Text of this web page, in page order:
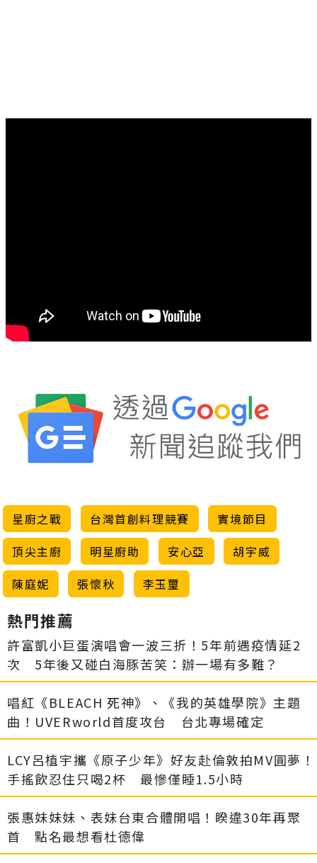
星廚之戰 台灣首創料理競賽
實境節目
頂尖主廚
明星廚助 安心亞
胡宇威
陳庭妮
張懷秋 李玉璽
熱門推薦
許富凱小巨蛋演唱會一波三折！5年前遇疫情延2
次 5年後又碰白海豚苦笑：辦一場有多難？
唱紅《BLEACH 死神》、《我的英雄學院》主題
曲！UVERworld首度攻台 台北專場確定
LCY呂植宇攜《原子少年》好友赴倫敦拍MV圓夢！
手搖飲忍住只喝2杯 最慘僅睡1.5小時
張惠妹妹妹、表妹台東合體開唱！睽違30年再聚
首 點名最想看杜德偉